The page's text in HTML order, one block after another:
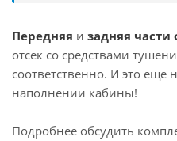
Передняя и задняя части
отсек со средствами
соответственно. И это еще
наполнении кабины!
Подробнее обсудить